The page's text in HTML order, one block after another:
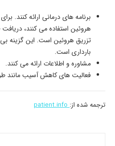
برنامه های درمانی ارائه کنند.
هروئین استفاده می کنند،
تزریق هروئین است. این گزینه
بارداری است.
مشاوره و اطلاعات ارائه می کنند.
فعالیت های کاهش آسیب مانند
ترجمه شده از:patient.info